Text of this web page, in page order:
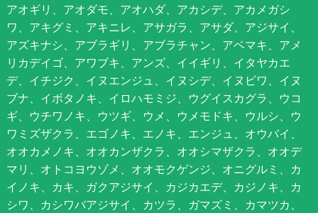
アオギリ、アオダモ、アオハダ、アカシデ、アカメガシ
ワ、アキグミ、アキニレ、アサガラ、アサダ、アジサイ、
アズキナシ、アブラギリ、アブラチャン、アベマキ、アメ
リカデイゴ、アワブキ、アンズ、イイギリ、イタヤカエ
デ、イチジク、イヌエンジュ、イヌシデ、イヌビワ、イヌ
ブナ、イボタノキ、イロハモミジ、ウグイスカグラ、ウコ
ギ、ウチワノキ、ウツギ、ウメ、ウメモドキ、ウルシ、ウ
ワミズザクラ、エゴノキ、エノキ、エンジュ、オウバイ、
オオカメノキ、オオカンザクラ、オオシマザクラ、オオデ
マリ、オトコヨウゾメ、オオモクゲンジ、オニグルミ、カ
イノキ、カキ、ガクアジサイ、カジカエデ、カジノキ、カ
シワ、カシワバアジサイ、カツラ、ガマズミ、カマツカ、